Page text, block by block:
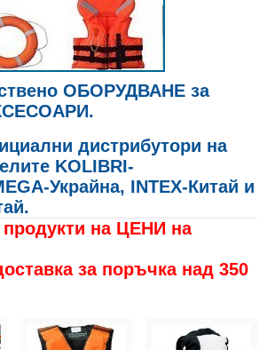
ОБОРУДВАНЕ за
.
дистрибутори на
KOLIBRI-
Украйна, INTEX-Китай и
на ЦЕНИ на
за поръчка над 350